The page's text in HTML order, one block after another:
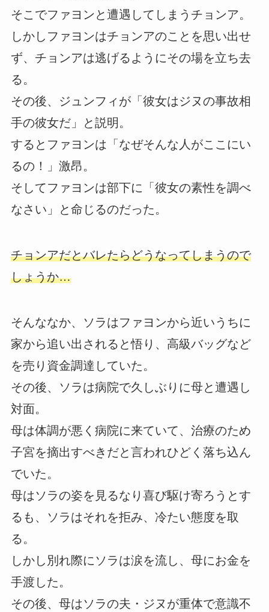
そこでファヨンと遭遇してしまうチョンア。
しかしファヨンはチョンアのことを思い出せ
ず、チョンアは逃げるようにその場を立ち去
る。
その後、ジュンフィが「彼女はジヌの事故相
手の彼女だ」と説明。
するとファヨンは「なぜそんな人がここにい
るの！」激昂。
そしてファヨンは部下に「彼女の素性を調べ
なさい」と命じるのだった。
チョンアだとバレたらどうなってしまうので
しょうか…
そんななか、ソラはファヨンから近いうちに
家から追い出されると悟り、高級バッグなど
を売り資金調達していた。
その後、ソラは病院で久しぶりに母と遭遇し
対面。
母は体調が悪く病院に来ていて、治療のため
子宮を摘出すべきだと言われひどく落ち込ん
でいた。
母はソラの姿を見るなり喜び駆け寄ろうとす
るも、ソラはそれを拒み、冷たい態度を取
る。
しかし別れ際にソラは涙を流し、母にお金を
手渡した。
その後、母はソラの夫・ジヌが重体で意識不